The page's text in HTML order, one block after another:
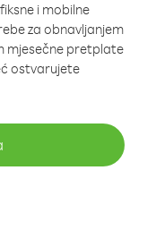
i mobilne
za obnavljanjem
mjesečne pretplate
ostvarujete